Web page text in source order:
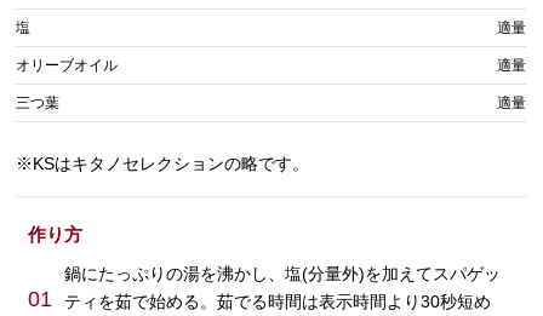
塩 適量
オリーブオイル 適量
三つ葉 適量
※KSはキタノセレクションの略です。
作り方
01
鍋にたっぷりの湯を沸かし、塩(分量外)を加えてスパゲッ
ティを茹で始める。茹でる時間は表示時間より30秒短め